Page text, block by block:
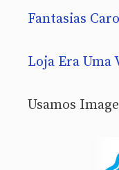
Fantasias
Loja Era Uma
Usamos